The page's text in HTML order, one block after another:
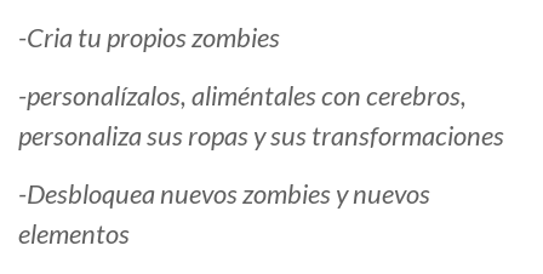
-Cria tu propios zombies
-personalízalos, aliméntales con cerebros,
personaliza sus ropas y sus transformaciones
-Desbloquea nuevos zombies y nuevos
elementos